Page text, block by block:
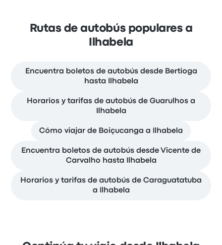
Rutas de autobús populares a
Ilhabela
Encuentra boletos de autobús desde Bertioga
hasta Ilhabela
Horarios y tarifas de autobús de Guarulhos a
Ilhabela
Cómo viajar de Boiçucanga a Ilhabela
Encuentra boletos de autobús desde Vicente de
Carvalho hasta Ilhabela
Horarios y tarifas de autobús de Caraguatatuba
a Ilhabela